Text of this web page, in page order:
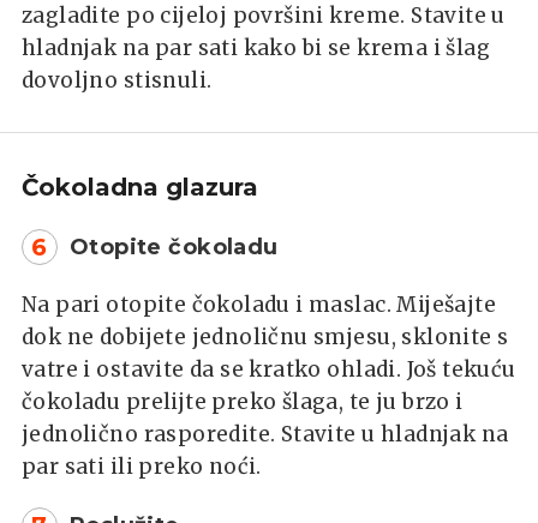
zagladite po cijeloj površini kreme. Stavite u
hladnjak na par sati kako bi se krema i šlag
dovoljno stisnuli.
Čokoladna glazura
6 Otopite čokoladu
Na pari otopite čokoladu i maslac. Miješajte
dok ne dobijete jednoličnu smjesu, sklonite s
vatre i ostavite da se kratko ohladi. Još tekuću
čokoladu prelijte preko šlaga, te ju brzo i
jednolično rasporedite. Stavite u hladnjak na
par sati ili preko noći.